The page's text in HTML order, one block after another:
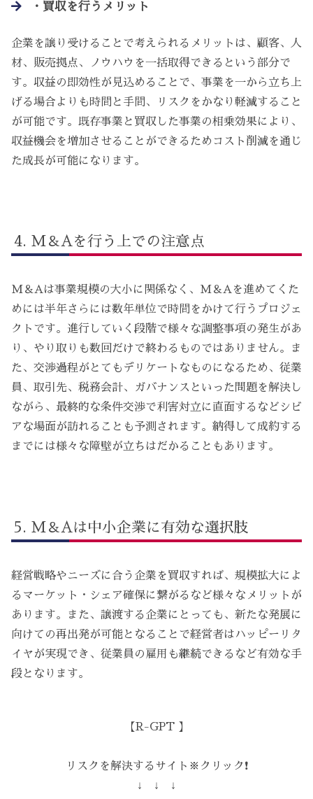
・買収を行うメリット
企業を譲り受けることで考えられるメリットは、顧客、人
材、販売拠点、ノウハウを一括取得できるという部分で
す。収益の即効性が見込めることで、事業を一から立ち上
げる場合よりも時間と手間、リスクをかなり軽減すること
が可能です。既存事業と買収した事業の相乗効果により、
収益機会を増加させることができるためコスト削減を通じ
た成長が可能になります。
M＆Aを行う上での注意点
M＆Aは事業規模の大小に関係なく、M＆Aを進めてくた
めには半年さらには数年単位で時間をかけて行うプロジェ
クトです。進行していく段階で様々な調整事項の発生があ
り、やり取りも数回だけで終わるものではありません。ま
た、交渉過程がとてもデリケートなものになるため、従業
員、取引先、税務会計、ガバナンスといった問題を解決し
ながら、最終的な条件交渉で利害対立に直面するなどシビ
アな場面が訪れることも予測されます。納得して成約する
までには様々な障壁が立ちはだかることもあります。
M＆Aは中小企業に有効な選択肢
経営戦略やニーズに合う企業を買収すれば、規模拡大によ
るマーケット・シェア確保に繋がるなど様々なメリットが
あります。また、譲渡する企業にとっても、新たな発展に
向けての再出発が可能となることで経営者はハッピーリタ
イヤが実現でき、従業員の雇用も継続できるなど有効な手
段となります。
【R-GPT 】
リスクを解決するサイト※クリック❗️
↓ ↓ ↓